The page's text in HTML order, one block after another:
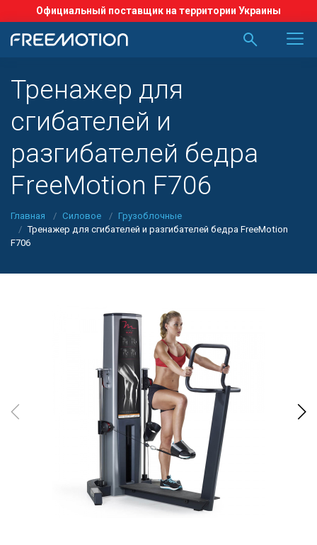
Официальный поставщик на территории Украины
Тренажер для
сгибателей и
разгибателей бедра
FreeMotion F706
Главная Силовое
Грузоблочные
Тренажер для сгибателей и разгибателей бедра FreeMotion
F706